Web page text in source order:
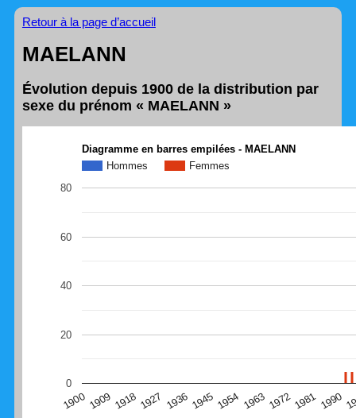
Retour à la page d’accueil
MAELANN
Évolution depuis 1900 de la distribution par
sexe du prénom « MAELANN »
Diagramme en barres empilées - MAELANN
Hommes
Femmes
1900 1909 1918 1927 1936 1945 1954 1963 19721981 1990
0
20
40
60
80
navigateur Safari en ce moment)